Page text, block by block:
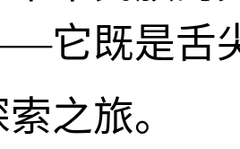
它既是舌
之旅。